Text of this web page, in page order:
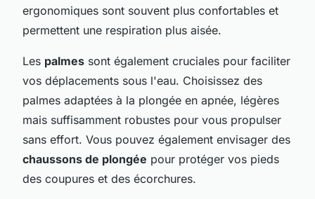
ergonomiques sont souvent plus confortables et
permettent une respiration plus aisée.
Les palmes sont également cruciales pour faciliter
vos déplacements sous l'eau. Choisissez des
palmes adaptées à la plongée en apnée, légères
mais suffisamment robustes pour vous propulser
sans effort. Vous pouvez également envisager des
chaussons de plongée pour protéger vos pieds
des coupures et des écorchures.